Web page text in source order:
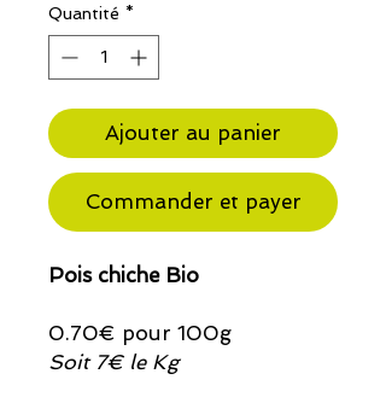
Quantité *
Ajouter au panier
Commander et payer
Pois chiche Bio
0.70€ pour 100g
Soit 7€ le Kg